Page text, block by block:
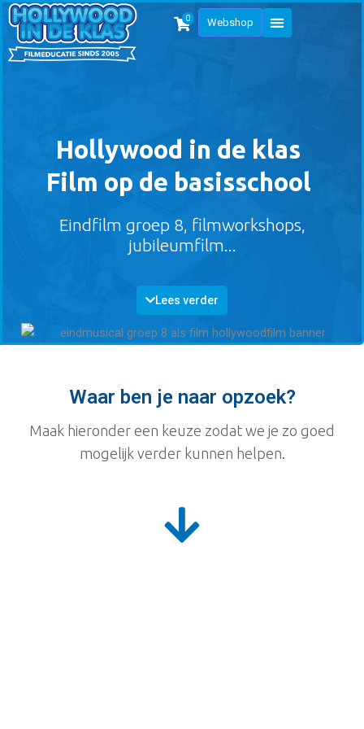
0 Webshop
Hollywood in de klas
Film op de basisschool
Eindfilm groep 8, filmworkshops,
jubileumfilm...
Lees verder
Waar ben je naar opzoek?
Maak hieronder een keuze zodat we je zo goed
mogelijk verder kunnen helpen.